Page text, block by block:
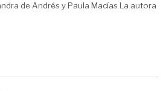
de Andrés y Paula Macías La autora